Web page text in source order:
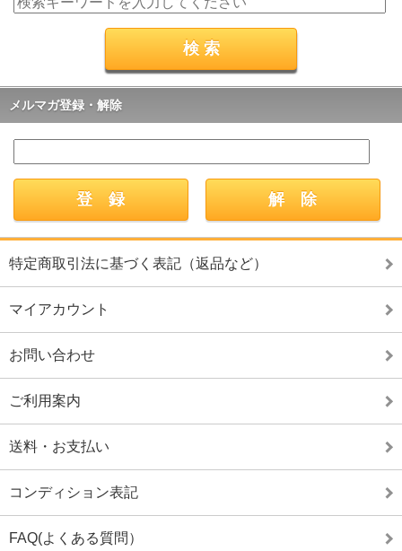
メルマガ登録・解除
特定商取引法に基づく表記（返品など）
マイアカウント
お問い合わせ
ご利用案内
送料・お支払い
コンディション表記
FAQ(よくある質問）